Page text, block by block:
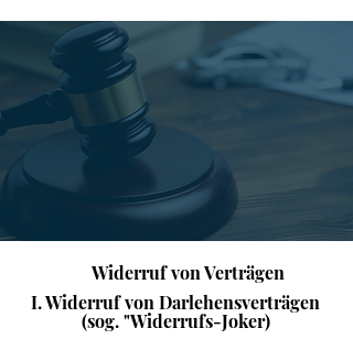
Widerruf von Verträgen
I. Widerruf von Darlehensverträgen
(sog. "Widerrufs-Joker)